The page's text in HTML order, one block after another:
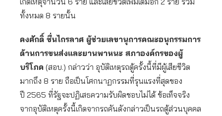
ทั้งหมด 8 รายนั้น
คงศักดิ์ ชื่นไกรลาศ ผู้ช่วยเลขานุการคณะอนุกรรมการ
ด้านการขนส่งและยานพาหนะ สภาองค์กรของผู้
บริโภค (สอบ.) กล่าวว่า อุบัติเหตุรถตู้ครั้งนี้ที่มีผู้เสียชีวิต
มากถึง 8 ราย ถือเป็นโศกนาฏกรรมที่รุนแรงที่สุดของ
ปี 2565 ที่รัฐจะปฏิเสธความรับผิดชอบไม่ได้ ข้อเท็จจริง
จากอุบัติเหตุครั้งนี้เกิดจากรถคันดังกล่าวเป็นรถตู้ส่วนบุคคล